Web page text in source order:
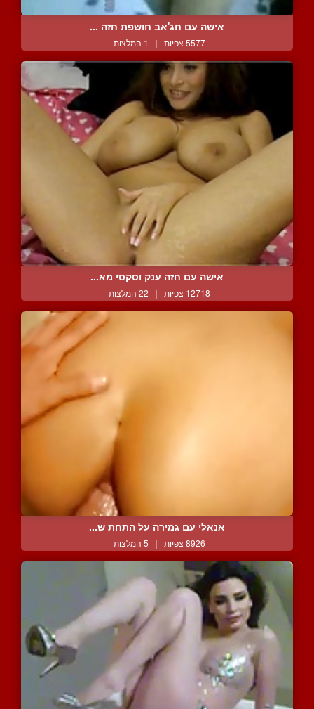
אישה עם חג'אב חושפת חזה ...
5577 צפיות | 1 המלצות
אישה עם חזה ענק וסקסי מא...
12718 צפיות | 22 המלצות
אנאלי עם גמירה על התחת ש...
8926 צפיות | 5 המלצות